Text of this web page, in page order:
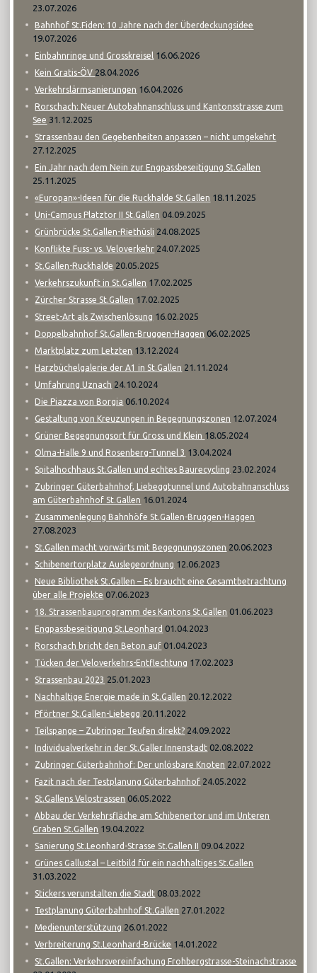
23.07.2026
Bahnhof St.Fiden: 10 Jahre nach der Überdeckungsidee
19.07.2026
Einbahnringe und Grosskreisel 16.06.2026
Kein Gratis-ÖV 28.04.2026
Verkehrslärmsanierungen 16.04.2026
Rorschach: Neuer Autobahnanschluss und Kantonsstrasse zum
See 31.12.2025
Strassenbau den Gegebenheiten anpassen – nicht umgekehrt
27.12.2025
Ein Jahr nach dem Nein zur Engpassbeseitigung St.Gallen
25.11.2025
«Europan»-Ideen für die Ruckhalde St.Gallen 18.11.2025
Uni-Campus Platztor II St.Gallen 04.09.2025
Grünbrücke St.Gallen-Riethüsli 24.08.2025
Konflikte Fuss- vs. Veloverkehr 24.07.2025
St.Gallen-Ruckhalde 20.05.2025
Verkehrszukunft in St.Gallen 17.02.2025
Zürcher Strasse St.Gallen 17.02.2025
Street-Art als Zwischenlösung 16.02.2025
Doppelbahnhof St.Gallen-Bruggen-Haggen 06.02.2025
Marktplatz zum Letzten 13.12.2024
Harzbüchelgalerie der A1 in St.Gallen 21.11.2024
Umfahrung Uznach 24.10.2024
Die Piazza von Borgia 06.10.2024
Gestaltung von Kreuzungen in Begegnungszonen 12.07.2024
Grüner Begegnungsort für Gross und Klein 18.05.2024
Olma-Halle 9 und Rosenberg-Tunnel 3 13.04.2024
Spitalhochhaus St.Gallen und echtes Baurecycling 23.02.2024
Zubringer Güterbahnhof, Liebeggtunnel und Autobahnanschluss
am Güterbahnhof St.Gallen 16.01.2024
Zusammenlegung Bahnhöfe St.Gallen-Bruggen-Haggen
27.08.2023
St.Gallen macht vorwärts mit Begegnungszonen 20.06.2023
Schibenertorplatz Auslegeordnung 12.06.2023
Neue Bibliothek St.Gallen – Es braucht eine Gesamtbetrachtung
über alle Projekte 07.06.2023
18. Strassenbauprogramm des Kantons St.Gallen 01.06.2023
Engpassbeseitigung St.Leonhard 01.04.2023
Rorschach bricht den Beton auf 01.04.2023
Tücken der Veloverkehrs-Entflechtung 17.02.2023
Strassenbau 2023 25.01.2023
Nachhaltige Energie made in St.Gallen 20.12.2022
Pförtner St.Gallen-Liebegg 20.11.2022
Teilspange – Zubringer Teufen direkt? 24.09.2022
Individualverkehr in der St.Galler Innenstadt 02.08.2022
Zubringer Güterbahnhof: Der unlösbare Knoten 22.07.2022
Fazit nach der Testplanung Güterbahnhof 24.05.2022
St.Gallens Velostrassen 06.05.2022
Abbau der Verkehrsfläche am Schibenertor und im Unteren
Graben St.Gallen 19.04.2022
Sanierung St.Leonhard-Strasse St.Gallen II 09.04.2022
Grünes Gallustal – Leitbild für ein nachhaltiges St.Gallen
31.03.2022
Stickers verunstalten die Stadt 08.03.2022
Testplanung Güterbahnhof St.Gallen 27.01.2022
Medienunterstützung 26.01.2022
Verbreiterung St.Leonhard-Brücke 14.01.2022
St.Gallen: Verkehrsvereinfachung Frohbergstrasse-Steinachstrasse